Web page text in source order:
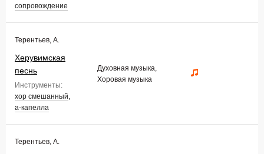
сопровождение
Терентьев, А.
Херувимская
песнь
Инструменты:
хор смешанный,
а-капелла
Духовная музыка,
Хоровая музыка
Терентьев, А.